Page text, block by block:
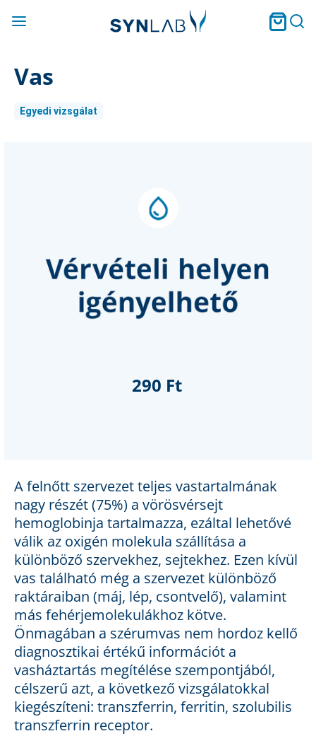
Vas
Egyedi vizsgálat
A felnőtt szervezet teljes vastartalmának
nagy részét (75%) a vörösvérsejt
hemoglobinja tartalmazza, ezáltal lehetővé
válik az oxigén molekula szállítása a
különböző szervekhez, sejtekhez. Ezen kívül
vas található még a szervezet különböző
raktáraiban (máj, lép, csontvelő), valamint
más fehérjemolekulákhoz kötve.
Önmagában a szérumvas nem hordoz kellő
diagnosztikai értékű információt a
vasháztartás megítélése szempontjából,
célszerű azt, a következő vizsgálatokkal
kiegészíteni: transzferrin, ferritin, szolubilis
transzferrin receptor.
290 Ft